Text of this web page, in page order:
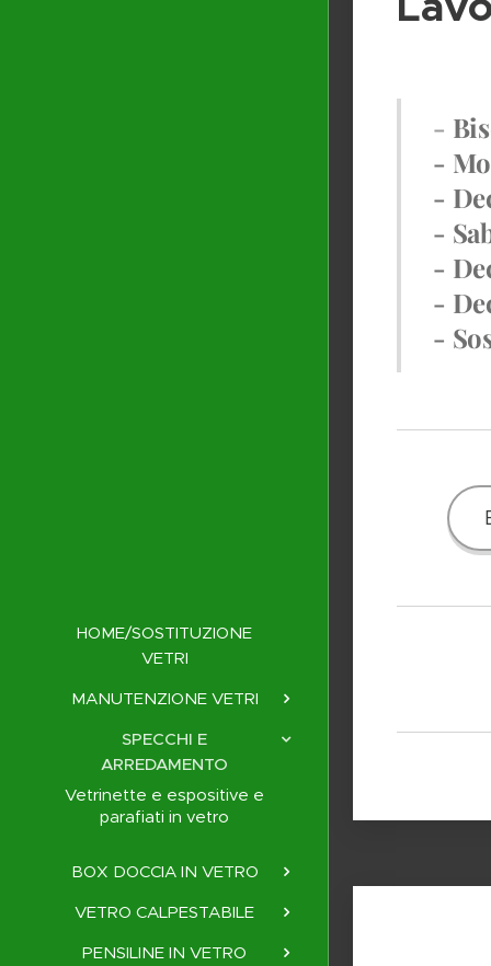
HOME/SOSTITUZIONE
VETRI
MANUTENZIONE VETRI
SPECCHI E
ARREDAMENTO
Vetrinette e espositive e
parafiati in vetro
BOX DOCCIA IN VETRO
VETRO CALPESTABILE
PENSILINE IN VETRO
-
-
-
-
-
-
-